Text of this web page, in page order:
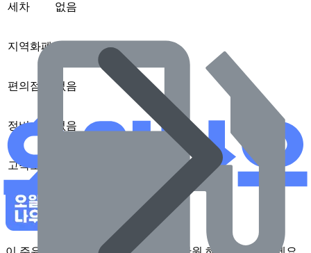
세차 없음
지역화폐
편의점 없음
정비 없음
고속도로